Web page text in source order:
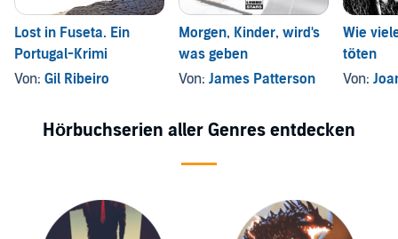
Lost in Fuseta. Ein
Portugal-Krimi
Von: Gil Ribeiro
Morgen, Kinder, wird's
was geben
Von: James Patterson
Wie
töten
Von:
Hörbuchserien aller Genres entdecken